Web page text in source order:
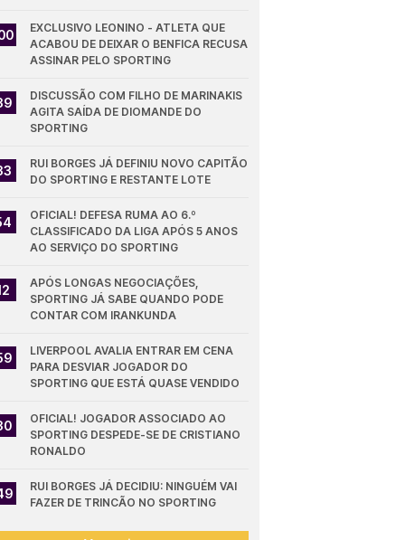
EXCLUSIVO LEONINO - ATLETA QUE
ACABOU DE DEIXAR O BENFICA RECUSA
ASSINAR PELO SPORTING
DISCUSSÃO COM FILHO DE MARINAKIS
AGITA SAÍDA DE DIOMANDE DO
SPORTING
RUI BORGES JÁ DEFINIU NOVO CAPITÃO
DO SPORTING E RESTANTE LOTE
OFICIAL! DEFESA RUMA AO 6.º
CLASSIFICADO DA LIGA APÓS 5 ANOS
AO SERVIÇO DO SPORTING
APÓS LONGAS NEGOCIAÇÕES,
SPORTING JÁ SABE QUANDO PODE
CONTAR COM IRANKUNDA
LIVERPOOL AVALIA ENTRAR EM CENA
PARA DESVIAR JOGADOR DO
SPORTING QUE ESTÁ QUASE VENDIDO
OFICIAL! JOGADOR ASSOCIADO AO
SPORTING DESPEDE-SE DE CRISTIANO
RONALDO
RUI BORGES JÁ DECIDIU: NINGUÉM VAI
FAZER DE TRINCÃO NO SPORTING